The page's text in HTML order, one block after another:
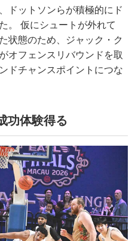
ドットソンらが積極的にド
。 仮にシュートが外れて
状態のため、ジャック・ク
オフェンスリバウンドを取
ドチャンスポイントにつな
功体験得る